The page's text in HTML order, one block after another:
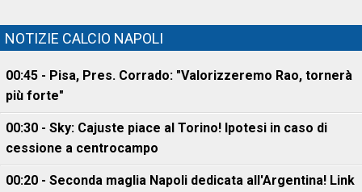
NOTIZIE CALCIO NAPOLI
00:45 - Pisa, Pres. Corrado: "Valorizzeremo Rao, tornerà
più forte"
00:30 - Sky: Cajuste piace al Torino! Ipotesi in caso di
cessione a centrocampo
00:20 - Seconda maglia Napoli dedicata all'Argentina! Link